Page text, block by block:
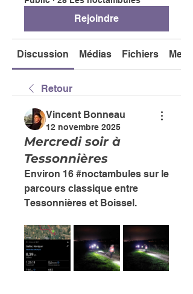
Rejoindre
Discussion Médias Fichiers
Retour
Vincent Bonneau
12 novembre 2025
Mercredi soir à
Tessonnières
Environ 16 #noctambules sur le
parcours classique entre
Tessonnières et Boissel.